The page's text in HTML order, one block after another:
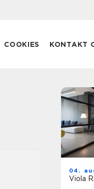
COOKIES KONTAKT
04.
Viola